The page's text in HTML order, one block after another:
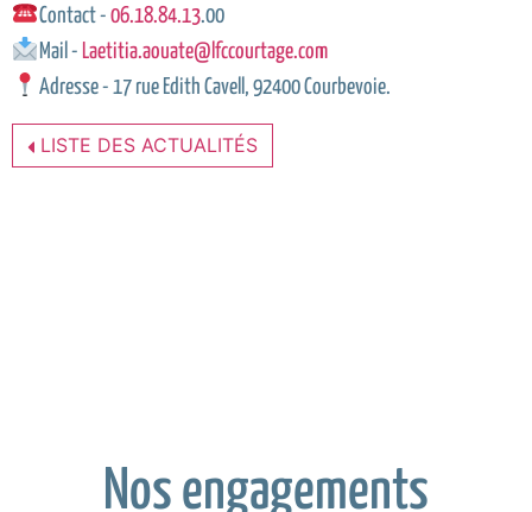
Contact - 06.18.84.13.00
Mail - Laetitia.aouate@lfccourtage.com
Adresse - 17 rue Edith Cavell, 92400 Courbevoie.
LISTE DES ACTUALITÉS
Nos engagements